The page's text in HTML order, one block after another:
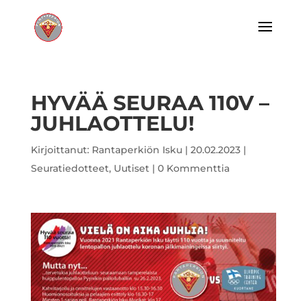
HYVÄÄ SEURAA 110V –
JUHLAOTTELU!
Kirjoittanut: Rantaperkiön Isku| 20.02.2023|
Seuratiedotteet, Uutiset| 0 Kommenttia